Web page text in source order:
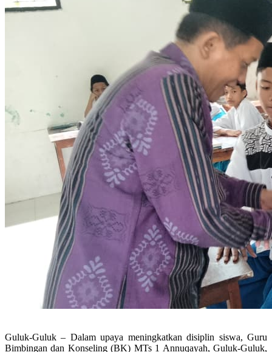
Guluk-Guluk – Dalam upaya meningkatkan disiplin siswa, Guru
Bimbingan dan Konseling (BK) MTs 1 Annuqayah, Guluk-Guluk,